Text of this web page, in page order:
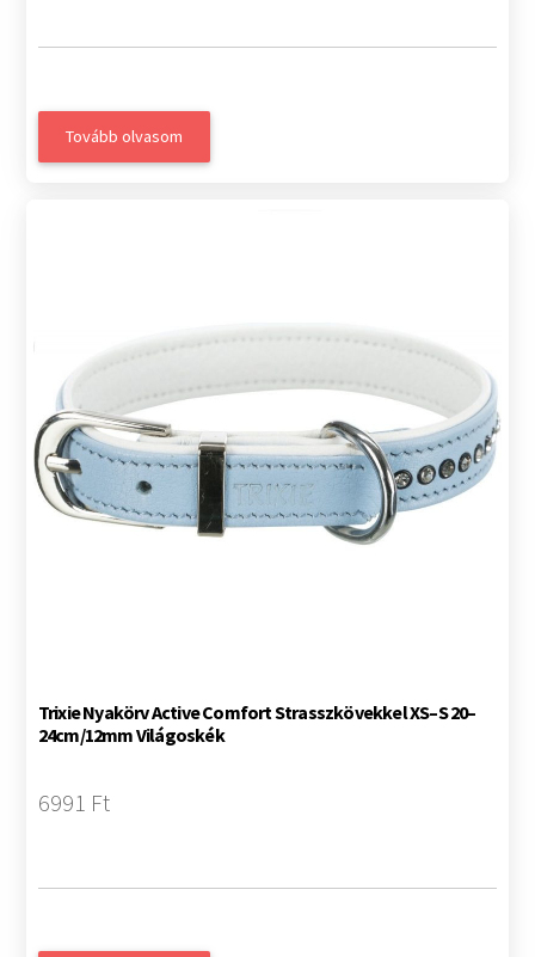
Tovább olvasom
Trixie Nyakörv Active Comfort Strasszkövekkel XS–S 20–
24cm/12mm Világoskék
6991 Ft